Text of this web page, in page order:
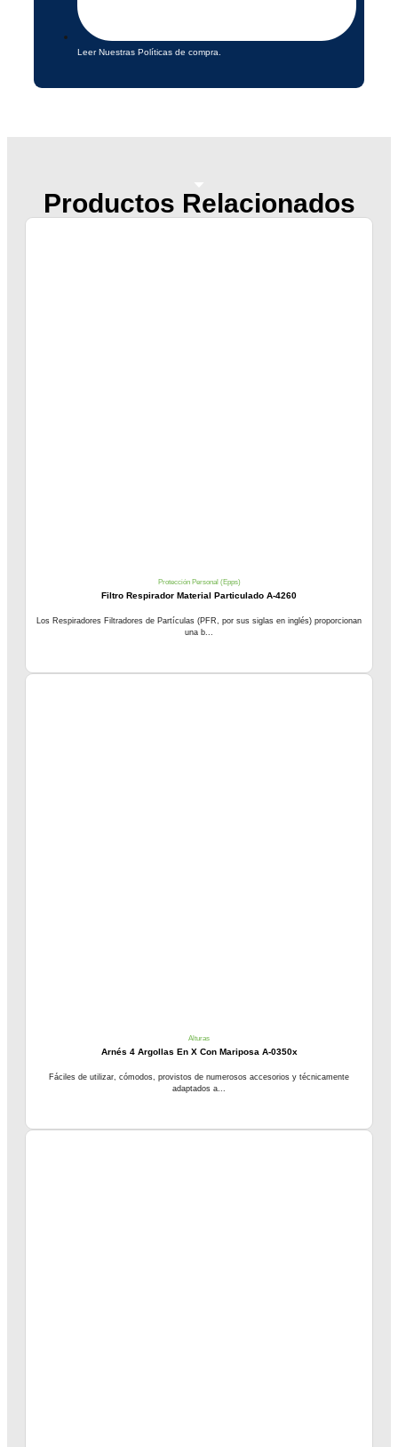
Leer Nuestras Políticas de compra.
Productos Relacionados
Protección Personal (Epps)
Filtro Respirador Material Particulado A-4260
Los Respiradores Filtradores de Partículas (PFR, por sus siglas en inglés) proporcionan
una b...
Alturas
Arnés 4 Argollas En X Con Mariposa A-0350x
Fáciles de utilizar, cómodos, provistos de numerosos accesorios y técnicamente
adaptados a...